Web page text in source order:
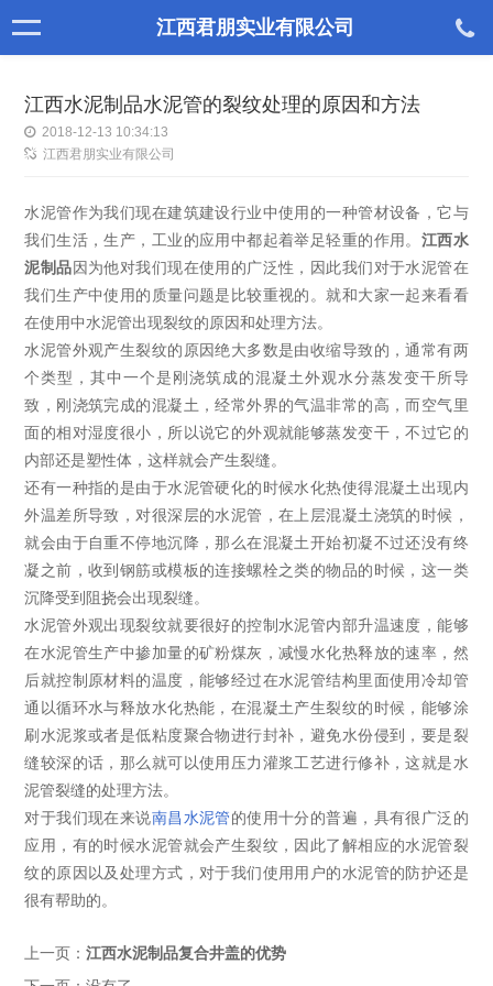
江西君朋实业有限公司
江西水泥制品水泥管的裂纹处理的原因和方法
2018-12-13 10:34:13
江西君朋实业有限公司
水泥管作为我们现在建筑建设行业中使用的一种管材设备，它与
我们生活，生产，工业的应用中都起着举足轻重的作用。 江西水
泥制品因为他对我们现在使用的广泛性，因此我们对于水泥管在
我们生产中使用的质量问题是比较重视的。就和大家一起来看看
在使用中水泥管出现裂纹的原因和处理方法。
水泥管外观产生裂纹的原因绝大多数是由收缩导致的，通常有两
个类型，其中一个是刚浇筑成的混凝土外观水分蒸发变干所导
致，刚浇筑完成的混凝土，经常外界的气温非常的高，而空气里
面的相对湿度很小，所以说它的外观就能够蒸发变干，不过它的
内部还是塑性体，这样就会产生裂缝。
还有一种指的是由于水泥管硬化的时候水化热使得混凝土出现内
外温差所导致，对很深层的水泥管，在上层混凝土浇筑的时候，
就会由于自重不停地沉降，那么在混凝土开始初凝不过还没有终
凝之前，收到钢筋或模板的连接螺栓之类的物品的时候，这一类
沉降受到阻挠会出现裂缝。
水泥管外观出现裂纹就要很好的控制水泥管内部升温速度，能够
在水泥管生产中掺加量的矿粉煤灰，减慢水化热释放的速率，然
后就控制原材料的温度，能够经过在水泥管结构里面使用冷却管
通以循环水与释放水化热能，在混凝土产生裂纹的时候，能够涂
刷水泥浆或者是低粘度聚合物进行封补，避免水份侵到，要是裂
缝较深的话，那么就可以使用压力灌浆工艺进行修补，这就是水
泥管裂缝的处理方法。
对于我们现在来说南昌水泥管的使用十分的普遍，具有很广泛的
应用，有的时候水泥管就会产生裂纹，因此了解相应的水泥管裂
纹的原因以及处理方式，对于我们使用用户的水泥管的防护还是
很有帮助的。
上一页：江西水泥制品复合井盖的优势